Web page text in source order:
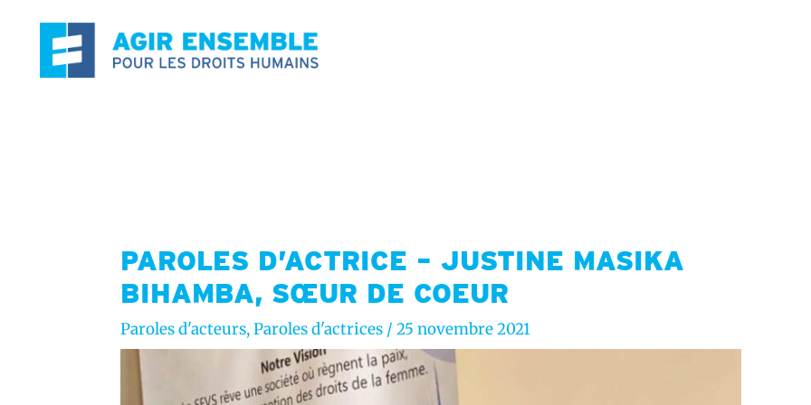
contenu
PAROLES D’ACTRICE – JUSTINE MASIKA
BIHAMBA, SŒUR DE COEUR
Paroles d'acteurs,Paroles d'actrices /25 novembre 2021